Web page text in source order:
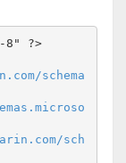
8" ?>
schema
sch